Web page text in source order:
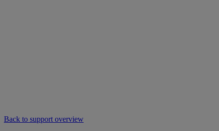
Back to support overview